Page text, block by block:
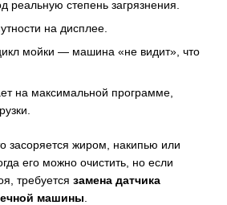
реальную степень загрязнения.
на дисплее.
мойки — машина «не видит», что
на максимальной программе,
засоряется жиром, накипью или
его можно очистить, но если
требуется замена датчика
машины